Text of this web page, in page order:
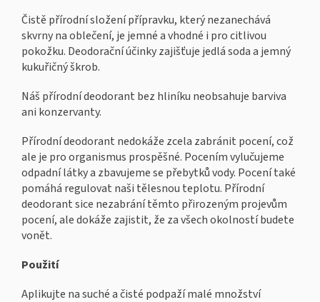
Čistě přírodní složení přípravku, který nezanechává
skvrny na oblečení, je jemné a vhodné i pro citlivou
pokožku. Deodorační účinky zajišťuje jedlá soda a jemný
kukuřičný škrob.
Náš přírodní deodorant bez hliníku neobsahuje barviva
ani konzervanty.
Přírodní deodorant nedokáže zcela zabránit pocení, což
ale je pro organismus prospěšné. Pocením vylučujeme
odpadní látky a zbavujeme se přebytků vody. Pocení také
pomáhá regulovat naši tělesnou teplotu. Přírodní
deodorant sice nezabrání těmto přirozeným projevům
pocení, ale dokáže zajistit, že za všech okolností budete
vonět.
Použití
Aplikujte na suché a čisté podpaží malé množství